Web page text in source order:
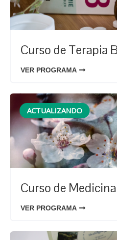
Curso de Terapia
VER PROGRAMA
ACTUALIZANDO
Curso de
VER PROGRAMA